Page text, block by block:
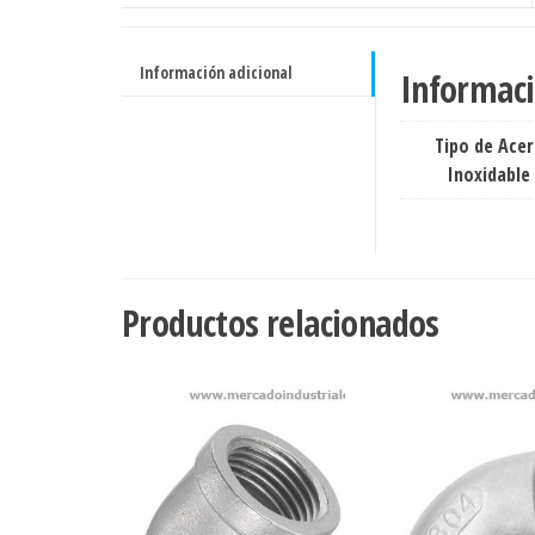
Información adicional
Tipo de
Inoxidable
Productos relacionados